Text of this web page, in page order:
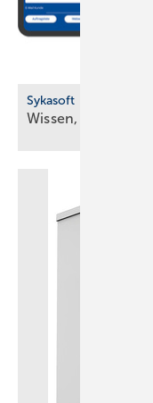
Sykasoft
Wissen, wer wann